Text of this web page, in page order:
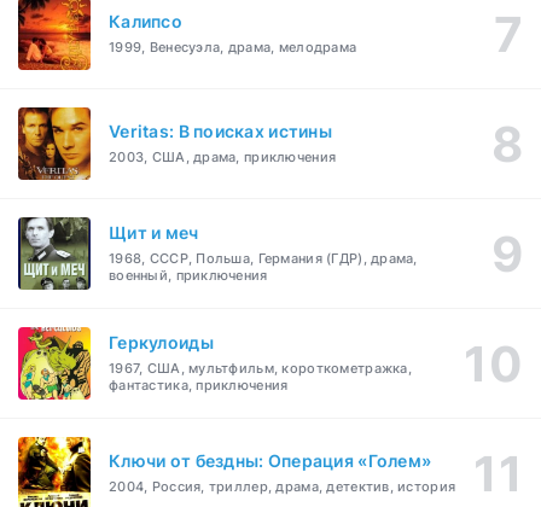
Калипсо
1999, Венесуэла, драма, мелодрама
Veritas: В поисках истины
2003, США, драма, приключения
Щит и меч
1968, СССР, Польша, Германия (ГДР), драма,
военный, приключения
Геркулоиды
1967, США, мультфильм, короткометражка,
фантастика, приключения
Ключи от бездны: Операция «Голем»
2004, Россия, триллер, драма, детектив, история